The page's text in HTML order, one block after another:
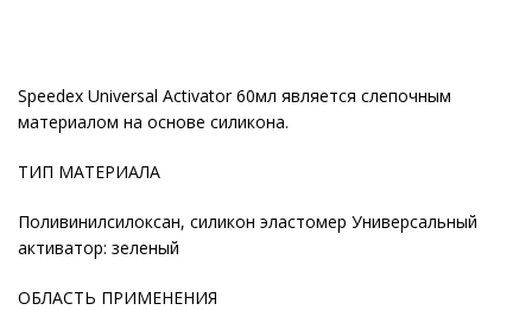
Speedex Universal Activator 60мл является слепочным
материалом на основе силикона.
ТИП МАТЕРИАЛА
Поливинилсилоксан, силикон эластомер Универсальный
активатор: зеленый
ОБЛАСТЬ ПРИМЕНЕНИЯ